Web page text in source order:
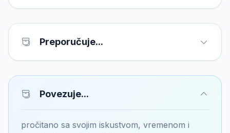
Preporučuje...
Povezuje...
pročitano sa svojim iskustvom, vremenom i